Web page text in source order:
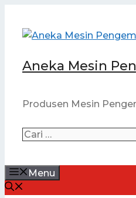
Aneka Mesin
Produsen Mesin
Cari
Menu